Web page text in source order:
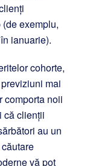
exemplu,
ianuarie).
cohorte,
mai
comporta noii
că clienții
au un
vă pot